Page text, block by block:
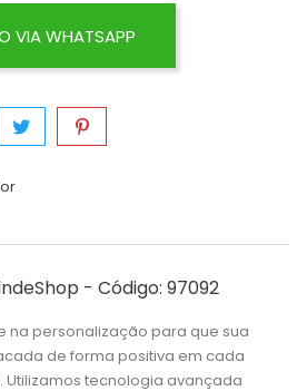
VIA WHATSAPP
- Código: 97092
na personalização para que sua
de forma positiva em cada
tecnologia avançada